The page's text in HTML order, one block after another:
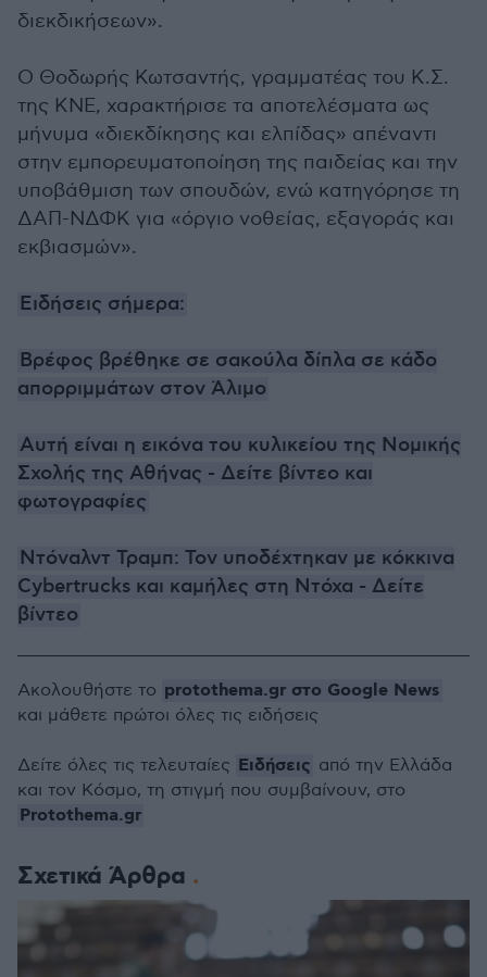
διεκδικήσεων».
Ο Θοδωρής Κωτσαντής, γραμματέας του Κ.Σ.
της ΚΝΕ, χαρακτήρισε τα αποτελέσματα ως
μήνυμα «διεκδίκησης και ελπίδας» απέναντι
στην εμπορευματοποίηση της παιδείας και την
υποβάθμιση των σπουδών, ενώ κατηγόρησε τη
ΔΑΠ-ΝΔΦΚ για «όργιο νοθείας, εξαγοράς και
εκβιασμών».
Ειδήσεις σήμερα:
Βρέφος βρέθηκε σε σακούλα δίπλα σε κάδο
απορριμμάτων στον Άλιμο
Αυτή είναι η εικόνα του κυλικείου της Νομικής
Σχολής της Αθήνας - Δείτε βίντεο και
φωτογραφίες
Ντόναλντ Τραμπ: Τον υποδέχτηκαν με κόκκινα
Cybertrucks και καμήλες στη Ντόχα - Δείτε
βίντεο
Σχετικά Άρθρα
Ακολουθήστε το protothema.gr στο Google News
και μάθετε πρώτοι όλες τις ειδήσεις
Δείτε όλες τις τελευταίες Ειδήσεις από την Ελλάδα
και τον Κόσμο, τη στιγμή που συμβαίνουν, στο
Protothema.gr